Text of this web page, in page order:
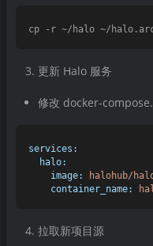
更新 Halo 服务
修改 docker-
services:
halo:
image:
halohub/
container_name:
拉取新项目源